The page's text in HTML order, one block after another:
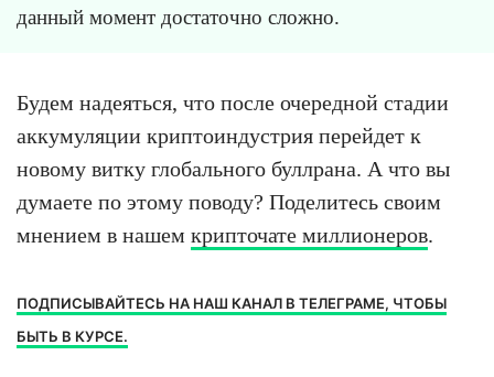
данный момент достаточно сложно.
Будем надеяться, что после очередной стадии
аккумуляции криптоиндустрия перейдет к
новому витку глобального буллрана. А что вы
думаете по этому поводу? Поделитесь своим
мнением в нашем крипточате миллионеров.
ПОДПИСЫВАЙТЕСЬ НА НАШ КАНАЛ В ТЕЛЕГРАМЕ, ЧТОБЫ
БЫТЬ В КУРСЕ.